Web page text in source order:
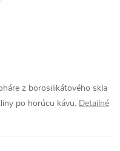
z borosilikátového skla
po horúcu kávu. Detailné